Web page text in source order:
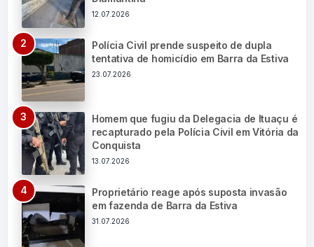
12.07.2026
Polícia Civil prende suspeito de dupla
tentativa de homicídio em Barra da Estiva
23.07.2026
Homem que fugiu da Delegacia de Ituaçu é
recapturado pela Polícia Civil em Vitória da
Conquista
13.07.2026
Proprietário reage após suposta invasão
em fazenda de Barra da Estiva
31.07.2026